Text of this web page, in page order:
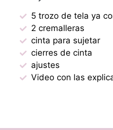
5 trozo de tela ya
2 cremalleras
cinta para sujetar
cierres de cinta
ajustes
Video con las